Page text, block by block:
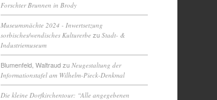
Forschter Brunnen in Brody
Museumsnächte 2024 - Inwertsetzung
sorbisches/wendisches Kulturerbe zuStadt- &
Industriemuseum
Blumenfeld, WaltraudzuNeugestaltung der
Informationstafel am Wilhelm-Pieck-Denkmal
Die kleine Dorfkirchentour: “Alle angegebenen